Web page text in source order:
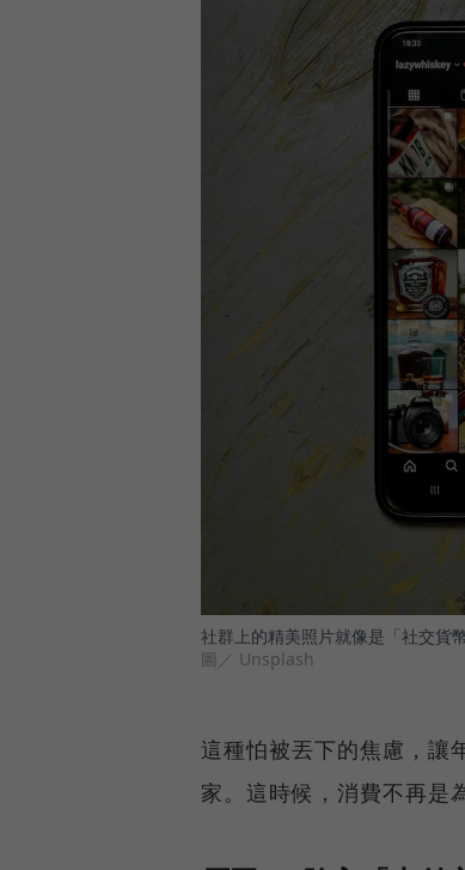
社群上的精美照片就像是「社交貨
圖／ Unsplash
這種怕被丟下的焦慮，讓
家。這時候，消費不再是